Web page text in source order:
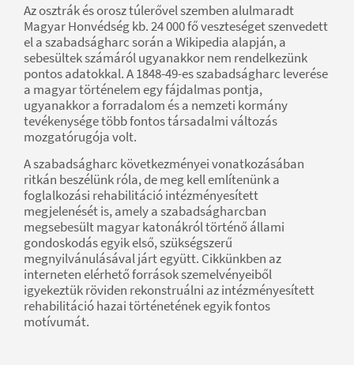
Az osztrák és orosz túlerővel szemben alulmaradt
Magyar Honvédség kb. 24 000 fő veszteséget szenvedett
el a szabadságharc során a Wikipedia alapján, a
sebesültek számáról ugyanakkor nem rendelkezünk
pontos adatokkal. A 1848-49-es szabadságharc leverése
a magyar történelem egy fájdalmas pontja,
ugyanakkor a forradalom és a nemzeti kormány
tevékenysége több fontos társadalmi változás
mozgatórugója volt.
A szabadságharc következményei vonatkozásában
ritkán beszélünk róla, de meg kell említenünk a
foglalkozási rehabilitáció intézményesített
megjelenését is, amely a szabadságharcban
megsebesült magyar katonákról történő állami
gondoskodás egyik első, szükségszerű
megnyilvánulásával járt együtt. Cikkünkben az
interneten elérhető források szemelvényeiből
igyekeztük röviden rekonstruálni az intézményesített
rehabilitáció hazai történetének egyik fontos
motívumát.